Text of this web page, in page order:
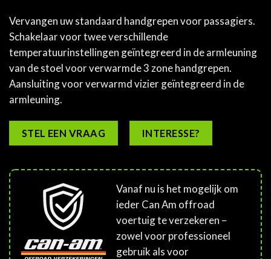
Vervangen uw standaard handgrepen voor passagiers.
Schakelaar voor twee verschillende
temperatuurinstellingen geïntegreerd in de armleuning
van de stoel voor verwarmde 3 zone handgrepen.
Aansluiting voor verwarmd vizier geïntegreerd in de
armleuning.
STEL EEN VRAAG INTERESSE?
Vanaf nu is het mogelijk om
ieder Can Am offroad
voertuig te verzekeren –
zowel voor professioneel
gebruik als voor